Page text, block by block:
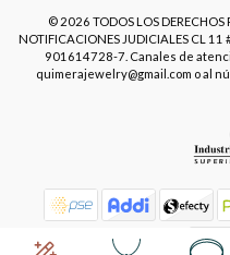
© 2026 TODOS LOS DERECHOS
NOTIFICACIONES JUDICIALES CL
901614728-7. Canales de
quimerajewelry@gmail.com o al